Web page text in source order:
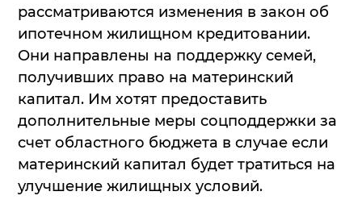
рассматриваются изменения в закон об
ипотечном жилищном кредитовании.
Они направлены на поддержку семей,
получивших право на материнский
капитал. Им хотят предоставить
дополнительные меры соцподдержки за
счет областного бюджета в случае если
материнский капитал будет тратиться на
улучшение жилищных условий.